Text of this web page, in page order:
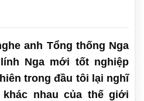
anh Tổng thống Nga
Nga mới tốt nghiệp
trong đầu tôi lại nghĩ
nhau của thế giới